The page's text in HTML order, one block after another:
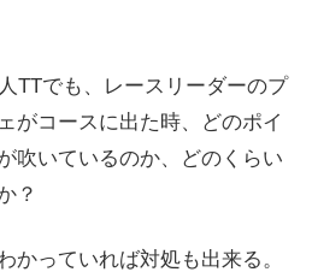
TTでも、レースリーダーのプ
がコースに出た時、どのポイ
吹いているのか、どのくらい
？
かっていれば対処も出来る。